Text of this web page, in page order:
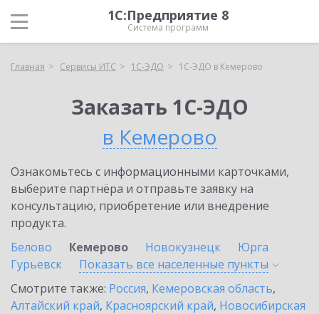
1С:Предприятие 8
Система программ
Главная Сервисы ИТС 1С-ЭДО 1С-ЭДО в Кемерово
Заказать 1С-ЭДО
в Кемерово
Ознакомьтесь с информационными карточками,
выберите партнёра и отправьте заявку на
консультацию, приобретение или внедрение
продукта.
Белово
Кемерово Новокузнецк
Юрга
Гурьевск
Показать все населенные пункты
Смотрите также: Россия, Кемеровская область,
Алтайский край, Красноярский край, Новосибирская